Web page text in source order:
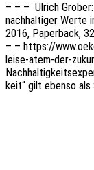
– – – Ulrich
nach­hal­ti­ger Werte
2016, Paper­back,
– – https://
leise-atem-der-
keit“ gilt ebenso